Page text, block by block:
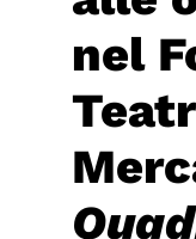
nel